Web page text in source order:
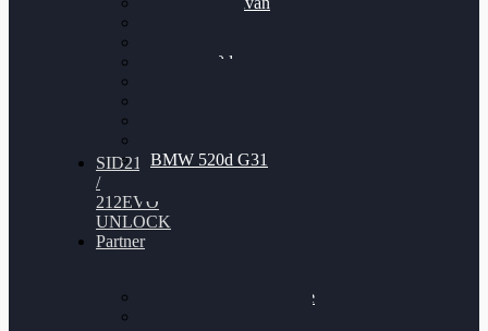
BMW 120d
BMW 520d G31
SID212
/
212EVO
UNLOCK
Partner
Bilgenroth Performance